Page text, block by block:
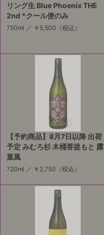
リング生 Blue Phoenix THE
2nd *クール便のみ
750ml ／ ￥5,500 （税込）
【予約商品】8月7日以降 出荷
予定 みむろ杉 木桶菩提もと 露
葉風
720ml ／ ￥2,750 （税込）